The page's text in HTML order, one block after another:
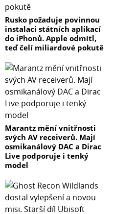
Rusko požaduje povinnou
instalaci státních aplikací
do iPhonů. Apple odmítl,
teď čelí miliardové pokutě
Marantz mění vnitřnosti
svých AV receiverů. Mají
osmikanálový DAC a Dirac
Live podporuje i tenký
model